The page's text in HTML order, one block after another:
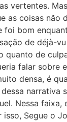
vertentes.
as coisas
bom
de déjà-
de
falar sobre
densa, é
Nessa
Segue o